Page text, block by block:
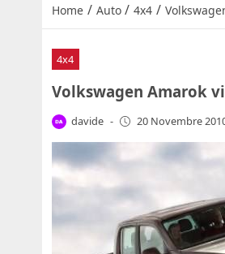
Home / Auto / 4x4 /
4x4
Volkswagen Amarok
davide - 20 Novembre